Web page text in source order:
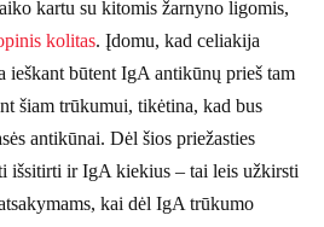
kartu su kitomis žarnyno ligomis,
kolitas. Įdomu, kad celiakija
ieškant būtent IgA antikūnų prieš tam
šiam trūkumui, tikėtina, kad bus
antikūnai. Dėl šios priežasties
išsitirti ir IgA kiekius – tai leis užkirsti
kai dėl IgA trūkumo